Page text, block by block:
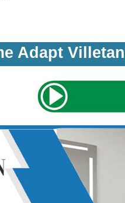
Adapt